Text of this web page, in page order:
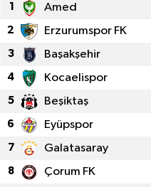
1 Amed
2 Erzurumspor FK
3 Başakşehir
4 Kocaelispor
5 Beşiktaş
6 Eyüpspor
7 Galatasaray
8 Çorum FK